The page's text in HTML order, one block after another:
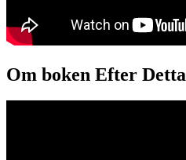
Om boken Efter Detta